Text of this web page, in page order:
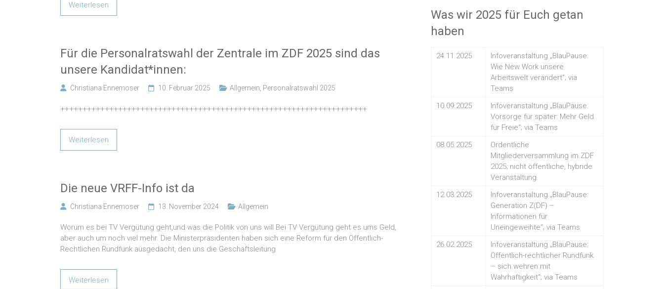
Weiterlesen
Für die Personalratswahl der Zentrale im ZDF 2025 sind das
unsere Kandidat*innen:
Christiana Ennemoser 10. Februar 2025 Allgemein Personalratswahl 2025
+++++++++++++++++++++++++++++++++++++++++++++++++++++++++++++++++++++
Weiterlesen
Die neue VRFF-Info ist da
Christiana Ennemoser 13. November 2024 Allgemein
Worum es bei TV Vergütung geht,und was die Politik von uns will Bei TV Vergütung geht es ums Geld,
aber auch um noch viel mehr. Die Ministerpräsidenten haben sich eine Reform für den Öffentlich-
Rechtlichen Rundfunk ausgedacht, den uns die Geschäftsleitung
Weiterlesen
Was wir 2025 für Euch getan
haben
24.11.2025
Infoveranstaltung „BlauPause:
Wie New Work unsere
Arbeitswelt verändert“; via
Teams
10.09.2025
Infoveranstaltung „BlauPause:
Vorsorge für später: Mehr Geld
für Freie“; via Teams
08.05.2025
Ordentliche
Mitgliederversammlung im ZDF
2025; nicht öffentliche, hybride
Veranstaltung.
12.03.2025
Infoveranstaltung „BlauPause:
Generation Z(DF) –
Informationen für
Uneingeweihte“; via Teams
26.02.2025
Infoveranstaltung „BlauPause:
Öffentlich-rechtlicher Rundfunk
– sich wehren mit
Wahrhaftigkeit“; via Teams